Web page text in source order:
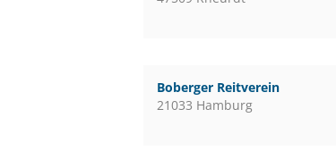
Boberger Reitverein
21033 Hamburg